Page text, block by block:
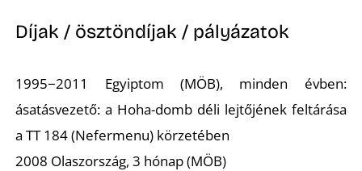
Díjak / ösztöndíjak / pályázatok
1995−2011 Egyiptom (MÖB), minden évben:
ásatásvezető: a Hoha-domb déli lejtőjének feltárása
a TT 184 (Nefermenu) körzetében
2008 Olaszország, 3 hónap (MÖB)